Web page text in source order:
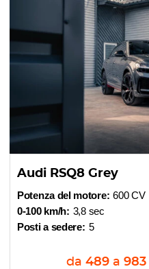
Audi RSQ8 Grey
Potenza del motore: 600 CV
0-100 km/h: 3,8 sec
Posti a sedere: 5
da 489 a 983